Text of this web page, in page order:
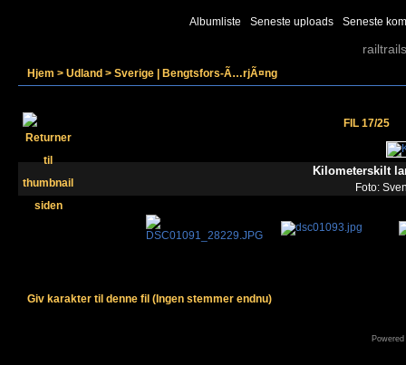
Albumliste Seneste uploads Seneste
Hjem > Udland > Sverige | Bengtsfors-Ã…rjÃ¤ng
FIL 17/25
Kilometerskilt
Foto:
Giv karakter til denne fil (Ingen stemmer endnu)